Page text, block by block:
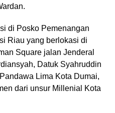
di Posko Pemenangan
Riau yang berlokasi di
Square jalan Jenderal
Datuk Syahruddin
Lima Kota Dumai,
dari unsur Millenial Kota